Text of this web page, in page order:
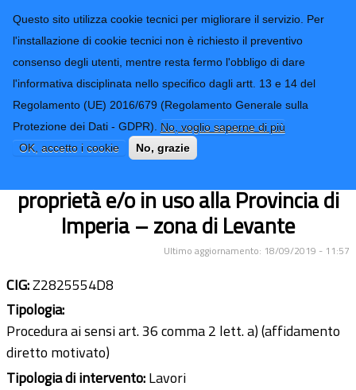
Questo sito utilizza cookie tecnici per migliorare il servizio. Per
l'installazione di cookie tecnici non è richiesto il preventivo
consenso degli utenti, mentre resta fermo l'obbligo di dare
l'informativa disciplinata nello specifico dagli artt. 13 e 14 del
Regolamento (UE) 2016/679 (Regolamento Generale sulla
Protezione dei Dati - GDPR). No, voglio saperne di più
OK, accetto i cookie
No, grazie
Provincia di
Imperia
CONTATTI-URP
TRASPARENZA
Form di ricerca
Lavori di manutenzione ordinaria –
opere da falegname – presso gli
proprietà e/o in uso alla Provincia di
Imperia – zona di Levante
Ultimo aggiornamento: 18/09/2019 - 11:57
CIG:Z2825554D8
Tipologia:
Procedura ai sensi art. 36 comma 2 lett. a) (affidamento
diretto motivato)
Tipologia di intervento:Lavori